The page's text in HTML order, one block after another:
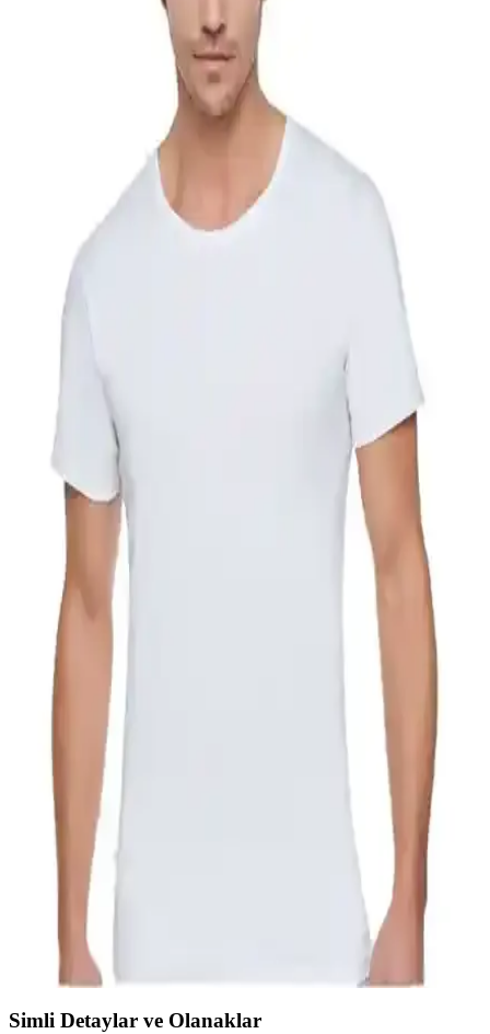
%100 pamuklu, yumuşak ve nefes alabilir erkek penye atlet seti,
uzun bel boyu ve dayanıklı tasarımıyla konfor sağlar. Ekonomik ve
şık seçenekle günlük kullanım için ideal.
Berrak Erkek %100 Pamuk Penye Atletler 6'lı
Paket Yüksek Kalite ve Konfor Sağlar
Berrak erkek %100 pamuk penye atletler, yüksek kalite, rahatlık ve
hijyen sunar. 6'lı paket, dayanıklı ve nefes alabilen yapısıyla günlük
kullanım için ideal, uzun ömürlü ve kolay bakım sağlar.
Beyaz Tesettür Sweatshirt: Rahatlık ve Şıklığı Bir
Arada Sunan Moda Parçası
Beyaz tesettür sweatshirtler, sade ve rahat tasarımlarıyla tesettür
Tamamen Beyaz Gardırop Oluşturmanın Pratik
Bakım ve Stil Yöntemleri
Tamamen beyaz gardırop, doğru bakım ve stil önerileriyle şıklık ve
pratiklik sunar. Leke çıkarma yöntemleri, kumaş seçimi ve
kombinasyon önerileriyle beyaz kıyafetlerin uzun ömürlü kullanımı
mümkün olur.
Ada Bebek Çocuk Beyaz Kısa Kol Tişörtü: Konfor
ve Şıklığın Modern Bir Buluşması
Ada Bebek çocuk tişörtü, %100 pamuk ve dayanıklı kumaşıyla
konfor ve şıklığı bir araya getiriyor. Yüksek kalite ve rahat kesimiyle
günlük ve okul giyiminde ideal tercih.
Nacar Çarşı Çocuk Polo Yaka Uzun Kollu Beyaz T-
Shirt Kalite ve Konfor Sunar
Nacar Çarşı'nın çocuklar için tasarladığı polo yaka uzun kollu beyaz
tişört, yüksek kalite kumaşı ve şık tasarımıyla günlük ve özel günler
için ideal, hareket özgürlüğü sağlar ve kolay kombinlenir.
Tutku Erkek Penye Bisiklet Atlet Paketi Günlük ve
Spor Kullanımı İçin Uygun
Tutku markasının %100 pamuklu, açık yaka, yarım kollu erkek
atletleri, geniş beden seçenekleri ve paket halinde uygun fiyatıyla
günlük ve spor kullanımına ideal bir tercih.
Simli Detaylar ve Olanaklar